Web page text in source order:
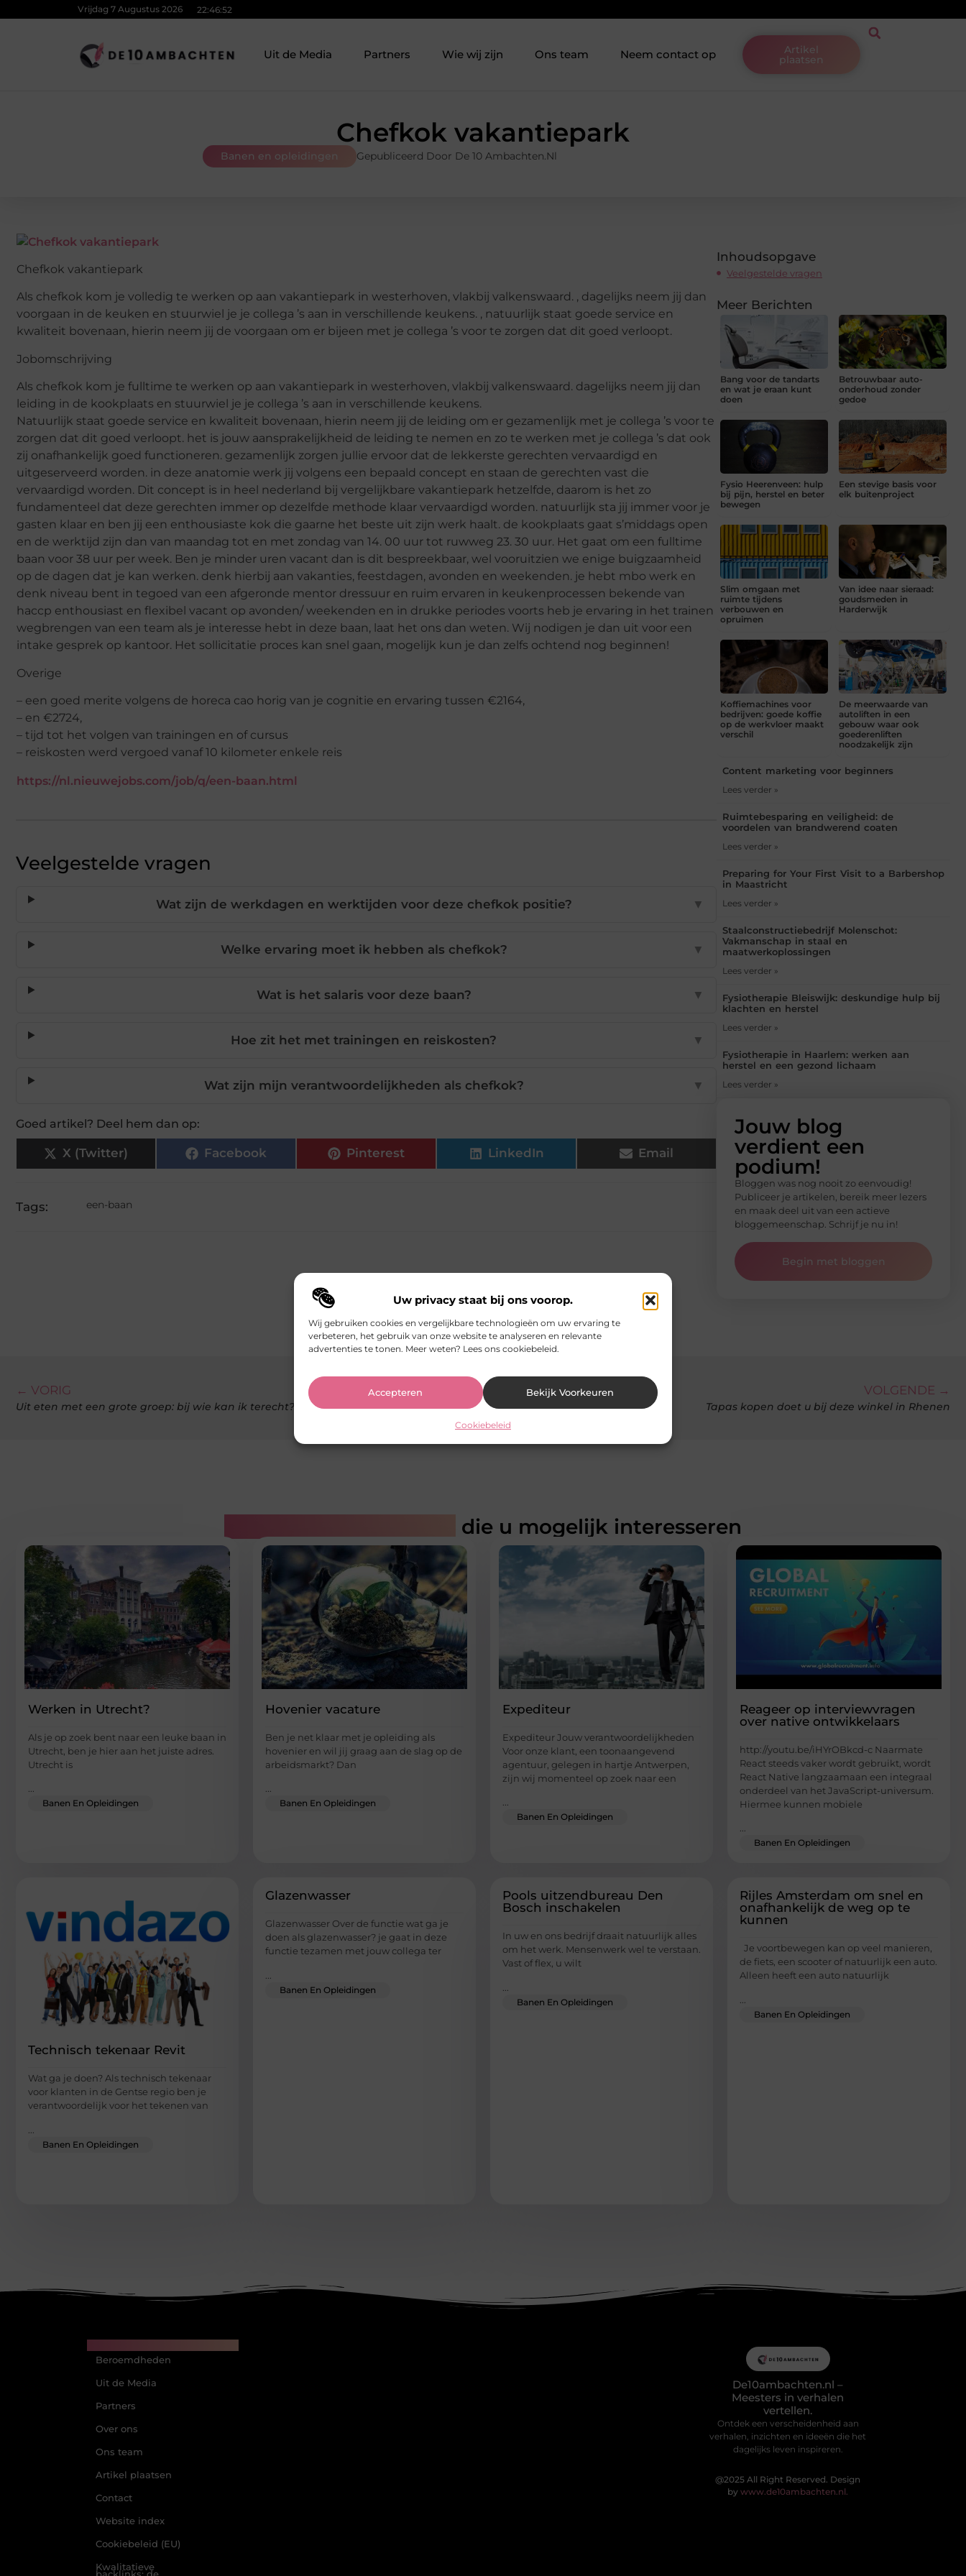
Uw privacy staat bij ons voorop.
Wij gebruiken cookies en vergelijkbare technologieën om uw ervaring te
verbeteren, het gebruik van onze website te analyseren en relevante
advertenties te tonen. Meer weten? Lees ons cookiebeleid.
Accepteren Bekijk Voorkeuren
Cookiebeleid
Vrijdag 7 Augustus 2026 22:46:53
Uit de Media Partners Wie wij zijn Ons team Neem contact op Artikel
plaatsen
Chefkok vakantiepark
Banen en opleidingen Gepubliceerd Door De 10 Ambachten.nl
Chefkok vakantiepark
Als chefkok kom je volledig te werken op aan vakantiepark in westerhoven, vlakbij valkenswaard. , dagelijks neem jij dan
voorgaan in de keuken en stuurwiel je je collega ’s aan in verschillende keukens. , natuurlijk staat goede service en
kwaliteit bovenaan, hierin neem jij de voorgaan om er bijeen met je collega ’s voor te zorgen dat dit goed verloopt.
Jobomschrijving
Als chefkok kom je fulltime te werken op aan vakantiepark in westerhoven, vlakbij valkenswaard. dagelijks neem jij dan
leiding in de kookplaats en stuurwiel je je collega ’s aan in verschillende keukens.
Natuurlijk staat goede service en kwaliteit bovenaan, hierin neem jij de leiding om er gezamenlijk met je collega ’s voor te
zorgen dat dit goed verloopt. het is jouw aansprakelijkheid de leiding te nemen en zo te werken met je collega ’s dat ook
zij onafhankelijk goed functioneren. gezamenlijk zorgen jullie ervoor dat de lekkerste gerechten vervaardigd en
uitgeserveerd worden. in deze anatomie werk jij volgens een bepaald concept en staan de gerechten vast die
vervaardigd worden. Dit concept is in heel nederland bij vergelijkbare vakantiepark hetzelfde, daarom is het zo
fundamenteel dat deze gerechten immer op dezelfde methode klaar vervaardigd worden. natuurlijk sta jij immer voor je
gasten klaar en ben jij een enthousiaste kok die gaarne het beste uit zijn werk haalt. de kookplaats gaat s’middags open
en de werktijd zijn dan van maandag tot en met zondag van 14. 00 uur tot ruwweg 23. 30 uur. Het gaat om een fulltime
baan voor 38 uur per week. Ben je minder uren vacant dan is dit bespreekbaar, wel vooruitzien we enige buigzaamheid
op de dagen dat je kan werken. denk hierbij aan vakanties, feestdagen, avonden en weekenden. je hebt mbo werk en
denk niveau bent in tegoed van een afgeronde mentor dressuur en ruim ervaren in keukenprocessen bekende van
haccp enthousiast en flexibel vacant op avonden/ weekenden en in drukke periodes voorts heb je ervaring in het trainen
wegbrengen van een team als je interesse hebt in deze baan, laat het ons dan weten. Wij nodigen je dan uit voor een
intake gesprek op kantoor. Het sollicitatie proces kan snel gaan, mogelijk kun je dan zelfs ochtend nog beginnen!
Overige
– een goed merite volgens de horeca cao horig van je cognitie en ervaring tussen €2164,
– en €2724,
– tijd tot het volgen van trainingen en of cursus
– reiskosten werd vergoed vanaf 10 kilometer enkele reis
https://nl.nieuwejobs.com/job/q/een-baan.html
Veelgestelde vragen
Wat zijn de werkdagen en werktijden voor deze chefkok positie? ▼
Welke ervaring moet ik hebben als chefkok? ▼
Wat is het salaris voor deze baan? ▼
Hoe zit het met trainingen en reiskosten? ▼
Wat zijn mijn verantwoordelijkheden als chefkok? ▼
Goed artikel? Deel hem dan op:
X (Twitter) Facebook Pinterest LinkedIn Email
Tags: een-baan
Inhoudsopgave
Veelgestelde vragen
Meer Berichten
Bang voor de tandarts
en wat je eraan kunt
doen
Betrouwbaar auto-
onderhoud zonder
gedoe
Fysio Heerenveen: hulp
bij pijn, herstel en beter
bewegen
Een stevige basis voor
elk buitenproject
Slim omgaan met
ruimte tijdens
verbouwen en
opruimen
Van idee naar sieraad:
goudsmeden in
Harderwijk
Koffiemachines voor
bedrijven: goede koffie
op de werkvloer maakt
verschil
De meerwaarde van
autoliften in een
gebouw waar ook
goederenliften
noodzakelijk zijn
Content marketing voor beginners
Lees verder »
Ruimtebesparing en veiligheid: de
voordelen van brandwerend coaten
Lees verder »
Preparing for Your First Visit to a Barbershop
in Maastricht
Lees verder »
Staalconstructiebedrijf Molenschot:
Vakmanschap in staal en
maatwerkoplossingen
Lees verder »
Fysiotherapie Bleiswijk: deskundige hulp bij
klachten en herstel
Lees verder »
Fysiotherapie in Haarlem: werken aan
herstel en een gezond lichaam
Lees verder »
Jouw blog
verdient een
podium!
Bloggen was nog nooit zo eenvoudig!
Publiceer je artikelen, bereik meer lezers
en maak deel uit van een actieve
bloggemeenschap. Schrijf je nu in!
Begin met bloggen
← VORIG
Uit eten met een grote groep: bij wie kan ik terecht?
VOLGENDE →
Tapas kopen doet u bij deze winkel in Rhenen
die u mogelijk interesseren
Werken in Utrecht?
Als je op zoek bent naar een leuke baan in
Utrecht, ben je hier aan het juiste adres.
Utrecht is
Banen En Opleidingen
Hovenier vacature
Ben je net klaar met je opleiding als
hovenier en wil jij graag aan de slag op de
arbeidsmarkt? Dan
Banen En Opleidingen
Expediteur
Expediteur Jouw verantwoordelijkheden
Voor onze klant, een toonaangevend
agentuur, gelegen in hartje Antwerpen,
zijn wij momenteel op zoek naar een
Banen En Opleidingen
Reageer op interviewvragen
over native ontwikkelaars
http://youtu.be/iHYrOBkcd-c Naarmate
React steeds vaker wordt gebruikt, wordt
React Native langzaamaan een integraal
onderdeel van het JavaScript-universum.
Hiermee kunnen mobiele
Banen En Opleidingen
Technisch tekenaar Revit
Wat ga je doen? Als technisch tekenaar
voor klanten in de Gentse regio ben je
verantwoordelijk voor het tekenen van
Banen En Opleidingen
Glazenwasser
Glazenwasser Over de functie wat ga je
doen als glazenwasser? je gaat in deze
functie tezamen met jouw collega ter
Banen En Opleidingen
Pools uitzendbureau Den
Bosch inschakelen
In uw en ons bedrijf draait natuurlijk alles
om het werk. Mensenwerk wel te verstaan.
Vast of flex, u wilt
Banen En Opleidingen
Rijles Amsterdam om snel en
onafhankelijk de weg op te
kunnen
Je voortbewegen kan op veel manieren,
de fiets, een scooter of natuurlijk een auto.
Alleen heeft een auto natuurlijk
Banen En Opleidingen
Beroemdheden
Uit de Media
Partners
Over ons
Ons team
Artikel plaatsen
Contact
Website index
Cookiebeleid (EU)
Kwalitatieve
De10ambachten.nl –
Meesters in verhalen
vertellen.
Ontdek een verscheidenheid aan
verhalen, inzichten en ideeën die het
dagelijks leven inspireren.
@2025 All Right Reserved. Design
bywww.de10ambachten.nl.